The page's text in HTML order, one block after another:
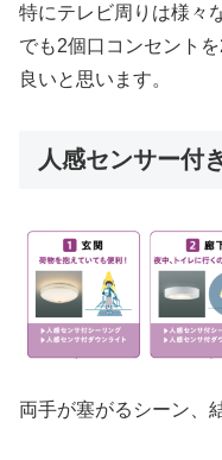
特にテレビ周りは様々
でも2個口コンセント
良いと思います。
人感センサー付
両手が塞がるシーン、